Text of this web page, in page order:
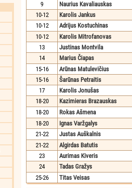
9
Naurius Kavaliauskas
10-12
Karolis Jankus
10-12
Adrijus Kostuchinas
10-12
Karolis Mitrofanovas
13
Justinas Montvila
14
Marius Čiapas
15-16
Arūnas Matulevičius
15-16
Šarūnas Petraitis
17
Karolis Jonušas
18-20
Kazimieras Brazauskas
18-20
Rokas Ašmena
18-20
Ignas Varžgalys
21-22
Justas Auškalnis
21-22
Algirdas Batutis
23
Aurimas Kiveris
24
Tadas Gražys
25-26
Titas Veisas